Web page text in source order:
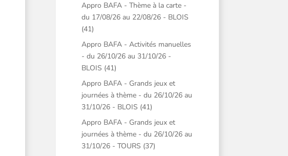
Appro BAFA - Thème à la carte -
du 17/08/26 au 22/08/26 - BLOIS
(41)
Appro BAFA - Activités manuelles
- du 26/10/26 au 31/10/26 -
BLOIS (41)
Appro BAFA - Grands jeux et
journées à thème - du 26/10/26 au
31/10/26 - BLOIS (41)
Appro BAFA - Grands jeux et
journées à thème - du 26/10/26 au
31/10/26 - TOURS (37)